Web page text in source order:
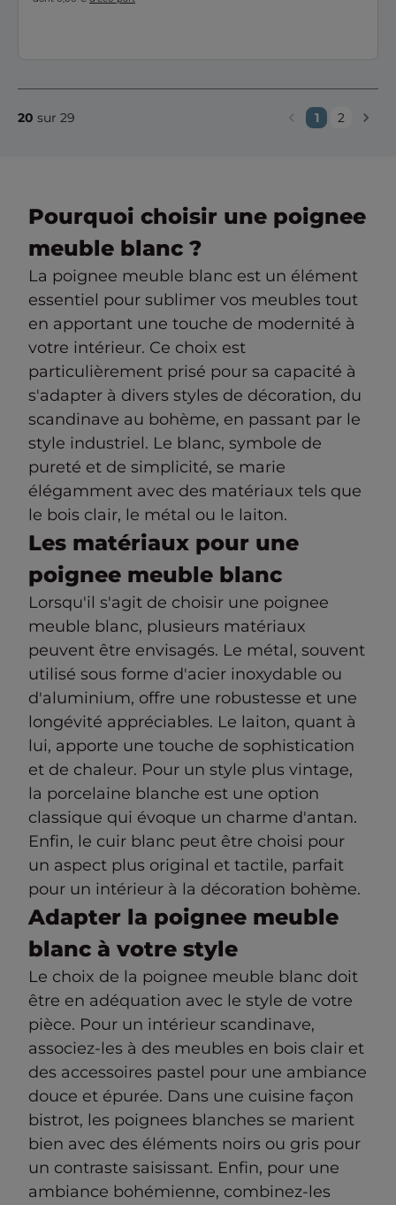
1 2
20 sur 29
Pourquoi choisir une poignee
meuble blanc ?
La poignee meuble blanc est un élément
essentiel pour sublimer vos meubles tout
en apportant une touche de modernité à
votre intérieur. Ce choix est
particulièrement prisé pour sa capacité à
s'adapter à divers styles de décoration, du
scandinave au bohème, en passant par le
style industriel. Le blanc, symbole de
pureté et de simplicité, se marie
élégamment avec des matériaux tels que
le bois clair, le métal ou le laiton.
Les matériaux pour une
poignee meuble blanc
Lorsqu'il s'agit de choisir une poignee
meuble blanc, plusieurs matériaux
peuvent être envisagés. Le métal, souvent
utilisé sous forme d'acier inoxydable ou
d'aluminium, offre une robustesse et une
longévité appréciables. Le laiton, quant à
lui, apporte une touche de sophistication
et de chaleur. Pour un style plus vintage,
la porcelaine blanche est une option
classique qui évoque un charme d'antan.
Enfin, le cuir blanc peut être choisi pour
un aspect plus original et tactile, parfait
pour un intérieur à la décoration bohème.
Adapter la poignee meuble
blanc à votre style
Le choix de la poignee meuble blanc doit
être en adéquation avec le style de votre
pièce. Pour un intérieur scandinave,
associez-les à des meubles en bois clair et
des accessoires pastel pour une ambiance
douce et épurée. Dans une cuisine façon
bistrot, les poignees blanches se marient
bien avec des éléments noirs ou gris pour
un contraste saisissant. Enfin, pour une
ambiance bohémienne, combinez-les